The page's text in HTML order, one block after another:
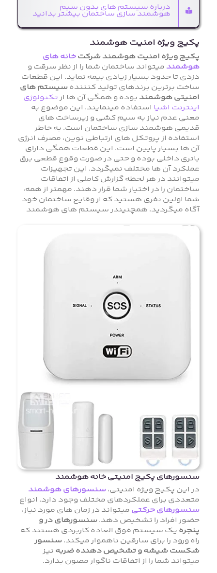
درباره سیستم های بدون سیم
هوشمند سازی ساختمان بیشتر بدانید
پکیج ویژه امنیت هوشمند
پکیج ویژه امنیت هوشمند شرکتخانه های
هوشمند میتواند ساختمان شما را از نظر سرقت و
دزدی تا حدود بسیار زیادی بیمه نماید. این قطعات
ساخت برترین برندهای تولید کنننده سیستم های
امنیتی هوشمند بوده و همگی آن ها ازتکنولوژی
اینترنت اشیا استفاده مینمایند. این موضوع به
معنی عدم نیاز به سیم کشی و زیرساخت های
قدیمی هوشمند سازی ساختمان است. به خاطر
استفاده از پروتکل های ارتباطی نوین، مصرف انرژی
آن ها بسیار پایین است. این قطعات همگی دارای
باتری داخلی بوده و حتی در صورت وقوع قطعی برق
عملکرد آن ها مختلف نمیگردد. این تجهیزات
میتوانند در هر لحظه گزارش کاملی از اتفاقات
ساختمان را در اختیار شما قرار دهند. مهمتر از همه،
شما اولین نفری هستید که از وقایع ساختمان خود
آگاه میگردید. همچنیندر سیستم های هوشمند
سنسورهای پکیج امنیتی خانه هوشمند
در این پکیج ویژه امنیتی، سنسورهای هوشمند
متعددی برای عملکردهای مختلف وجود دارد. انواع
سنسورهای حرکتی میتواند در زمان های مورد نیاز،
حضور افراد را تشخیص دهد. سنسورهای در و
پنجره یک سیستم فوق العاده کاربردی هستند که
راه ورود را برای سارقین ناهموار میکند. سنسور
شکست شیشه و تشخیص دهنده ضربه نیز
میتواند شما را از اتفاقات ناگوار مصون بدارد.